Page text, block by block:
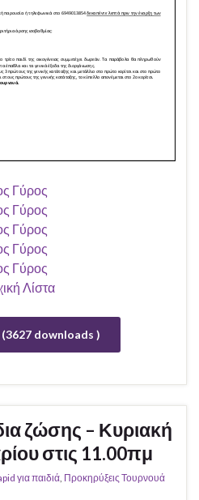
Γύρος
Γύρος
Γύρος
Γύρος
Γύρος
Λίστα
downloads )
ζώσης – Κυριακή
στις 11.00πμ
για παιδιά Προκηρύξεις Τουρνουά